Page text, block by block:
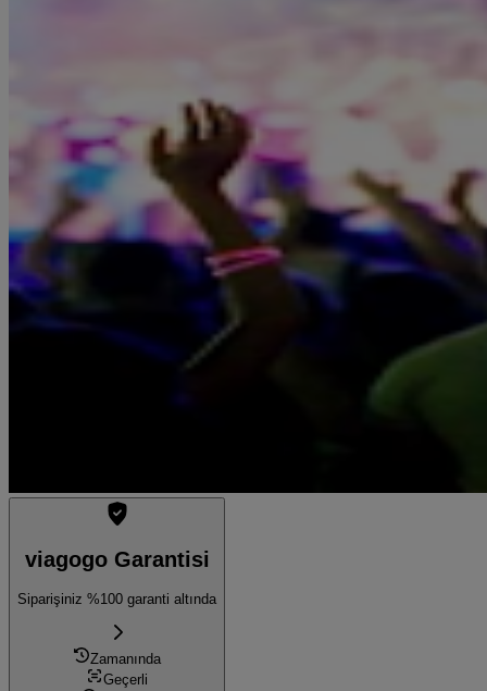
viagogo Garantisi
Siparişiniz %100 garanti altında
Zamanında
Geçerli